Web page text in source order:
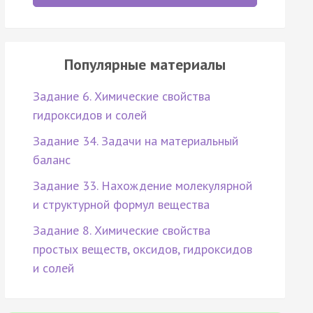
Популярные материалы
Задание 6. Химические свойства
гидроксидов и солей
Задание 34. Задачи на материальный
баланс
Задание 33. Нахождение молекулярной
и структурной формул вещества
Задание 8. Химические свойства
простых веществ, оксидов, гидроксидов
и солей